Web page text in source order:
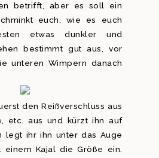
betrifft, aber es soll ein
euch, wie es euch
etwas dunkler und
bestimmt gut aus, vor
unteren Wimpern danach
den Reißverschluss aus
etc. aus und kürzt ihn auf
legt ihr ihn unter das Auge
einem Kajal die Größe ein.